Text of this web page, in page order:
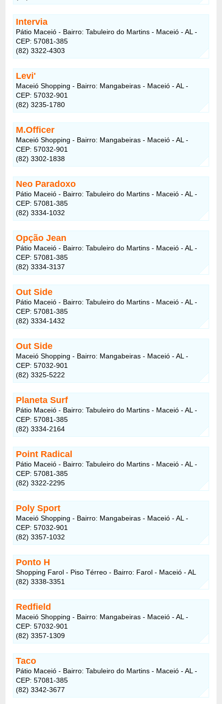
Intervia
Pátio Maceió - Bairro: Tabuleiro do Martins - Maceió - AL -
CEP: 57081-385
(82) 3322-4303
Levi'
Maceió Shopping - Bairro: Mangabeiras - Maceió - AL -
CEP: 57032-901
(82) 3235-1780
M.Officer
Maceió Shopping - Bairro: Mangabeiras - Maceió - AL -
CEP: 57032-901
(82) 3302-1838
Neo Paradoxo
Pátio Maceió - Bairro: Tabuleiro do Martins - Maceió - AL -
CEP: 57081-385
(82) 3334-1032
Opção Jean
Pátio Maceió - Bairro: Tabuleiro do Martins - Maceió - AL -
CEP: 57081-385
(82) 3334-3137
Out Side
Pátio Maceió - Bairro: Tabuleiro do Martins - Maceió - AL -
CEP: 57081-385
(82) 3334-1432
Out Side
Maceió Shopping - Bairro: Mangabeiras - Maceió - AL -
CEP: 57032-901
(82) 3325-5222
Planeta Surf
Pátio Maceió - Bairro: Tabuleiro do Martins - Maceió - AL -
CEP: 57081-385
(82) 3334-2164
Point Radical
Pátio Maceió - Bairro: Tabuleiro do Martins - Maceió - AL -
CEP: 57081-385
(82) 3322-2295
Poly Sport
Maceió Shopping - Bairro: Mangabeiras - Maceió - AL -
CEP: 57032-901
(82) 3357-1032
Ponto H
Shopping Farol - Piso Térreo - Bairro: Farol - Maceió - AL
(82) 3338-3351
Redfield
Maceió Shopping - Bairro: Mangabeiras - Maceió - AL -
CEP: 57032-901
(82) 3357-1309
Taco
Pátio Maceió - Bairro: Tabuleiro do Martins - Maceió - AL -
CEP: 57081-385
(82) 3342-3677